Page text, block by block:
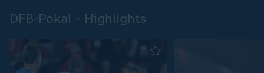
DFB-Pokal - Highlights